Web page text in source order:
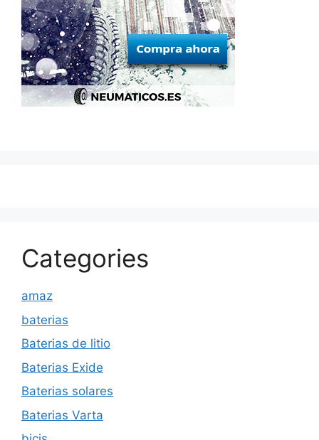
Categories
amaz
baterias
Baterias de litio
Baterias Exide
Baterias solares
Baterias Varta